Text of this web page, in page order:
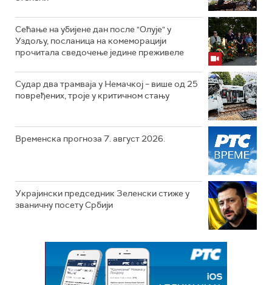
Сећање на убијене дан после "Олује" у
Уздољу, посланица на комеморацији
прочитала сведочење једине преживеле
Судар два трамваја у Немачкој – више од 25
повређених, троје у критичном стању
Временска прогноза 7. август 2026.
Украјински председник Зеленски стиже у
званичну посету Србији